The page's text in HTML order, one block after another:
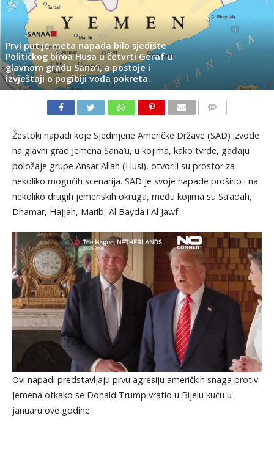
Prvi put je meta napada bilo sjedište
Političkog biroa Husa u četvrti Geraf u
glavnom gradu Sana’i, a postoje i
izvještaji o pogibiji vođa pokreta.
Žestoki napadi koje Sjedinjene Američke Države (SAD) izvode
na glavni grad Jemena Sana’u, u kojima, kako tvrde, gađaju
položaje grupe Ansar Allah (Husi), otvorili su prostor za
nekoliko mogućih scenarija. SAD je svoje napade proširio i na
nekoliko drugih jemenskih okruga, među kojima su Sa’adah,
Dhamar, Hajjah, Marib, Al Bayda i Al Jawf.
Ovi napadi predstavljaju prvu agresiju američkih snaga protiv
Jemena otkako se Donald Trump vratio u Bijelu kuću u
januaru ove godine.